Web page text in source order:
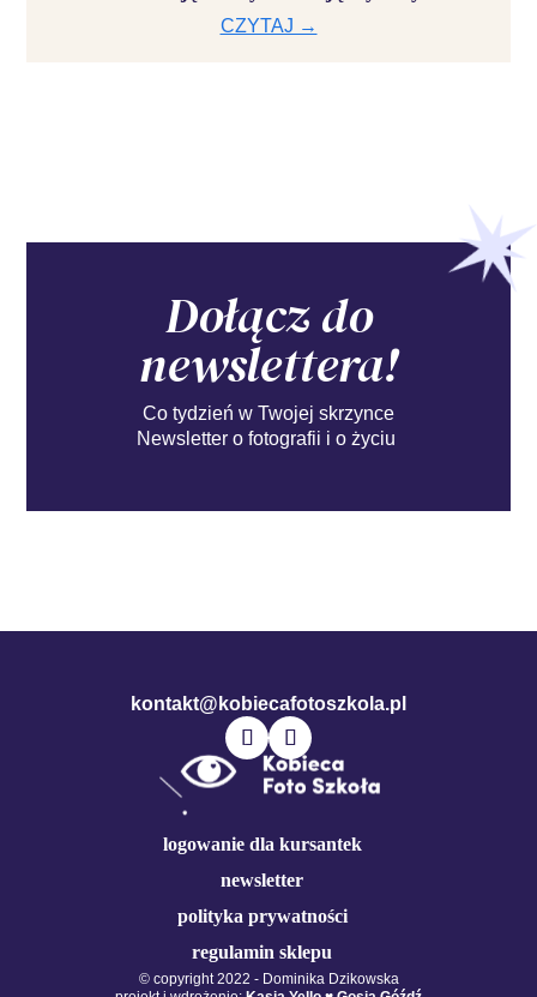
CZYTAJ →
Dołącz do
newslettera!
Co tydzień w Twojej skrzynce
Newsletter o fotografii i o życiu
kontakt@kobiecafotoszkola.pl
logowanie dla kursantek
newsletter
polityka prywatności
regulamin sklepu
© copyright 2022 - Dominika Dzikowska